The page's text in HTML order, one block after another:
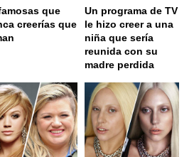
que
creerías que
Un programa de TV
le hizo creer a una
niña que sería
reunida con su
madre perdida